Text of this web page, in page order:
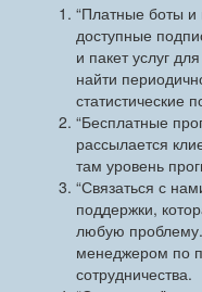
“Платные боты и
доступные
и пакет услуг
найти
статистические
“Бесплатные
рассылается
там уровень
“Связаться с
поддержки,
любую
менеджером по
сотрудничества.